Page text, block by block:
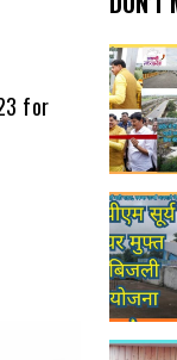
for